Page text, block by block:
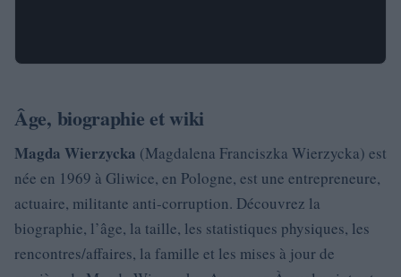
Âge, biographie et wiki
Magda Wierzycka (Magdalena Franciszka Wierzycka) est
née en 1969 à Gliwice, en Pologne, est une entrepreneure,
actuaire, militante anti-corruption. Découvrez la
biographie, l’âge, la taille, les statistiques physiques, les
rencontres/affaires, la famille et les mises à jour de